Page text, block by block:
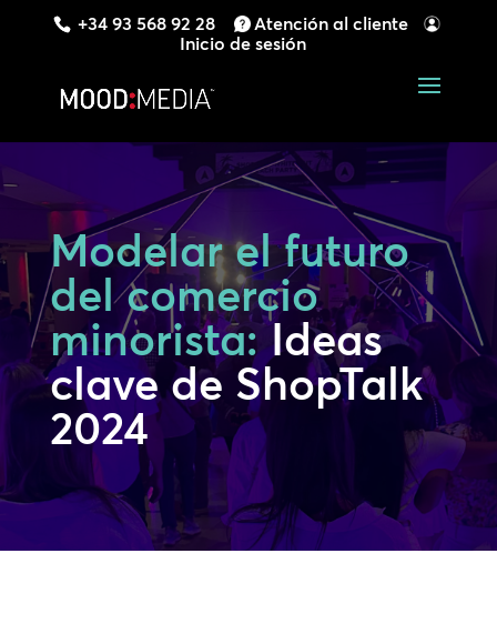
+34 93 568 92 28
Atención al cliente
Inicio de sesión
Modelar el futuro
del comercio
minorista: Ideas
clave de ShopTalk
2024